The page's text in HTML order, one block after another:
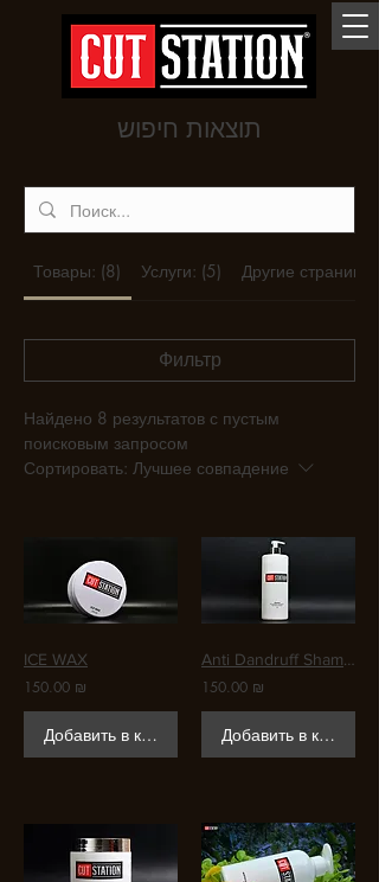
תוצאות חיפוש
Товары: (8) Услуги: (5) Другие страницы
Фильтр
Найдено 8 результатов с пустым
поисковым запросом
Сортировать: Лучшее совпадение
ICE WAX
150.00 ₪
Добавить в корзину
150.00 ₪
Добавить в корзину